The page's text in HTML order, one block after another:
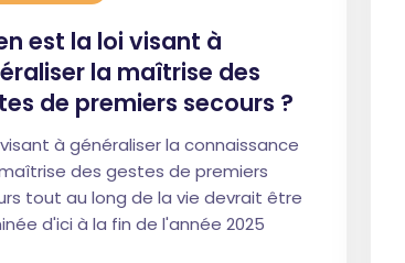
est la loi visant à
la maîtrise des
de premiers secours ?
visant à généraliser la connaissance
des gestes de premiers
tout au long de la vie devrait être
d'ici à la fin de l'année 2025